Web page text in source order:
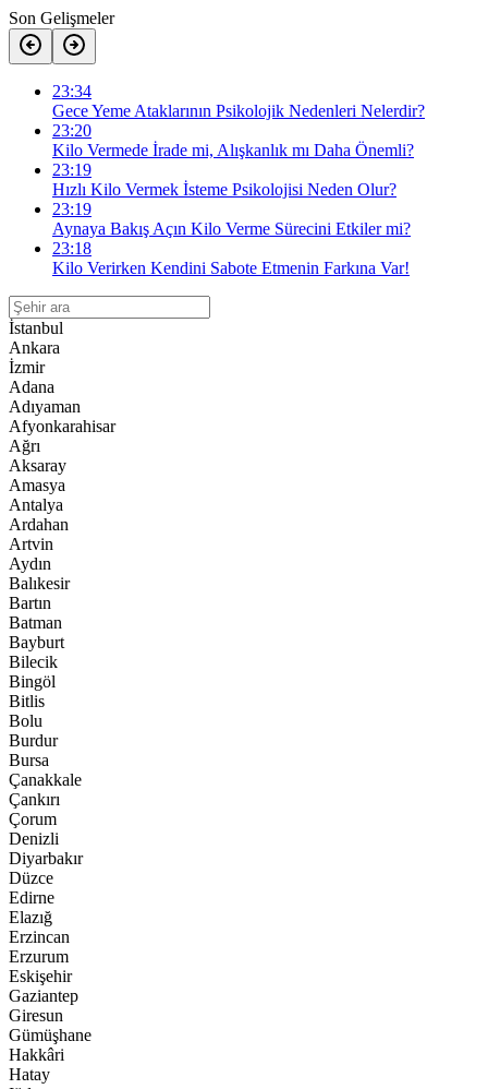
Son Gelişmeler
23:34
Gece Yeme Ataklarının Psikolojik Nedenleri Nelerdir?
23:20
Kilo Vermede İrade mi, Alışkanlık mı Daha Önemli?
23:19
Hızlı Kilo Vermek İsteme Psikolojisi Neden Olur?
23:19
Aynaya Bakış Açın Kilo Verme Sürecini Etkiler mi?
23:18
Kilo Verirken Kendini Sabote Etmenin Farkına Var!
İstanbul
Ankara
İzmir
Adana
Adıyaman
Afyonkarahisar
Ağrı
Aksaray
Amasya
Antalya
Ardahan
Artvin
Aydın
Balıkesir
Bartın
Batman
Bayburt
Bilecik
Bingöl
Bitlis
Bolu
Burdur
Bursa
Çanakkale
Çankırı
Çorum
Denizli
Diyarbakır
Düzce
Edirne
Elazığ
Erzincan
Erzurum
Eskişehir
Gaziantep
Giresun
Gümüşhane
Hakkâri
Hatay